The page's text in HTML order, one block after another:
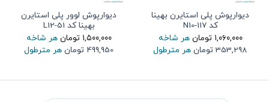
دیوارپوش پلی استایرن بهینا
کد N10-117
۱,۰۶۰,۰۰۰ تومان هر شاخه
353,298 تومان
هر مترطول
دیوارپوش لوور پلی استایرن
بهینا کد L12-51
۱,۵۰۰,۰۰۰ تومان هر شاخه
499,950 تومان
هر مترطول